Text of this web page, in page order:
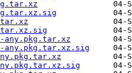
any.pkg.tar.xz
any.pkg.tar.xz.sig